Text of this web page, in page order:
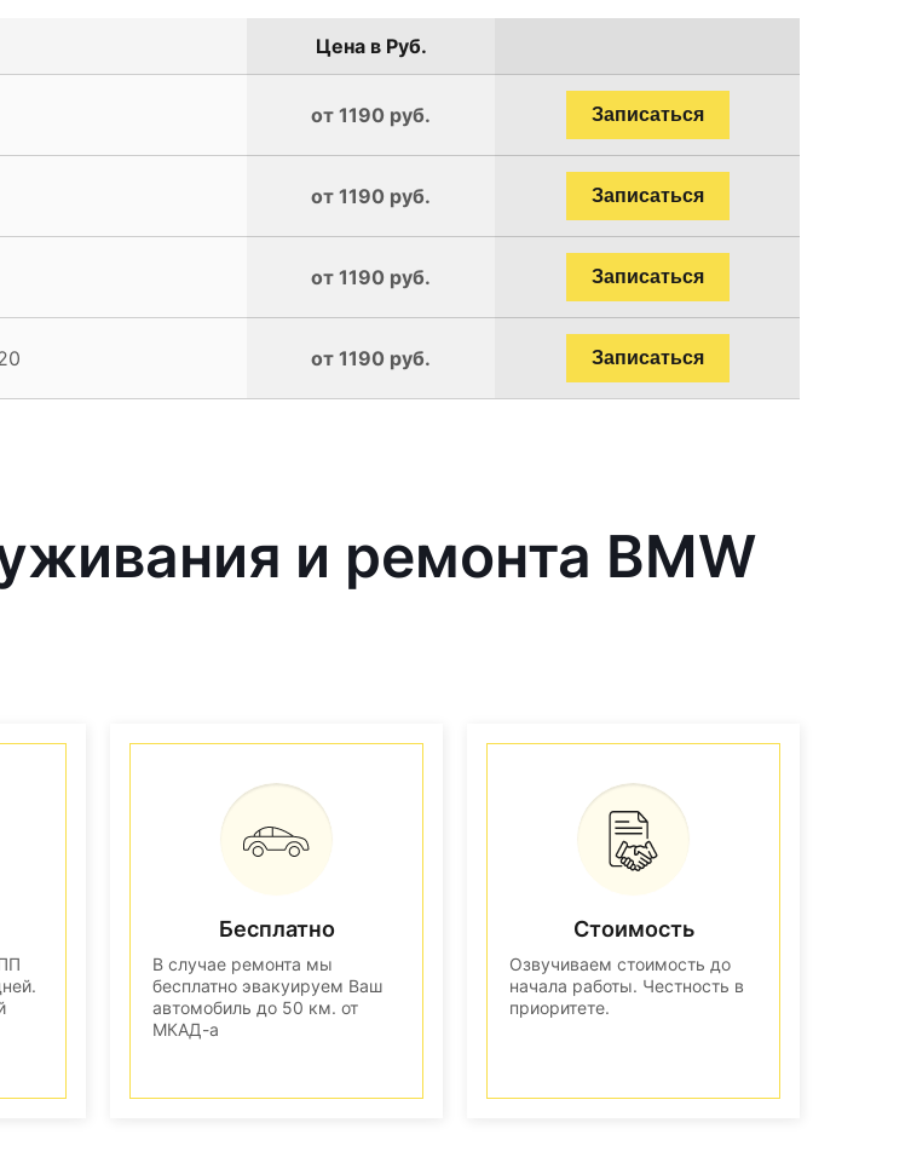
Цена в Руб.
от 1190 руб. Записаться
от 1190 руб. Записаться
от 1190 руб. Записаться
от 1190 руб. Записаться
и ремонта BMW
Бесплатно
В случае ремонта мы
бесплатно эвакуируем Ваш
автомобиль до 50 км. от
МКАД-а
Стоимость
Озвучиваем стоимость до
начала работы. Честность в
приоритете.